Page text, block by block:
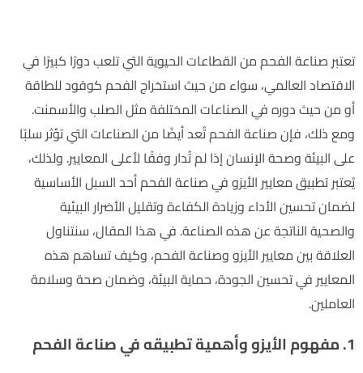
تعتبر صناعة الفحم من القطاعات الحيوية التي تلعب دورًا كبيرًا في
الاقتصاد العالمي، سواء من حيث استخراج الفحم كوقود للطاقة
أو من حيث دوره في الصناعات المختلفة مثل الصلب والأسمنت.
ومع ذلك، فإن صناعة الفحم تُعد أيضًا من الصناعات التي تؤثر سلبًا
على البيئة وصحة الإنسان إذا لم تُدار وفقًا لأعلى المعايير. ولذلك،
يُعتبر تطبيق معايير الأيزو في صناعة الفحم أحد السبل الأساسية
لضمان تحسين الأداء وزيادة الكفاءة وتقليل الأضرار البيئية
والصحية الناتجة عن هذه الصناعة. في هذا المقال، سنتناول
العلاقة بين معايير الأيزو وصناعة الفحم، وكيف تساهم هذه
المعايير في تحسين الجودة، حماية البيئة، وضمان صحة وسلامة
العاملين.
1. مفهوم الأيزو وأهمية تطبيقه في صناعة الفحم